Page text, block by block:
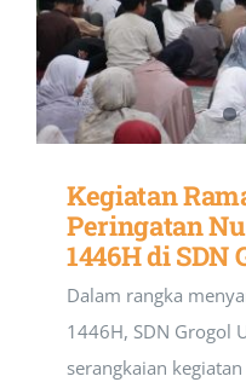
Kegiatan
Peringatan
1446H di SDN
Dalam rangka
1446H, SDN Grogol
serangkaian